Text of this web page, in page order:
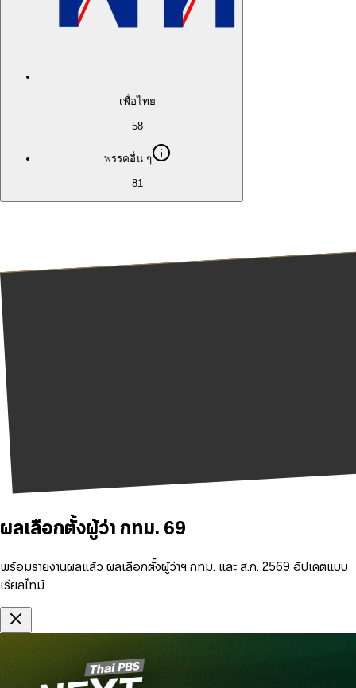
เพื่อไทย
58
พรรคอื่น ๆ
81
ผลเลือกตั้งผู้ว่า กทม. 69
พร้อมรายงานผลแล้ว ผลเลือกตั้งผู้ว่าฯ กทม. และ ส.ก. 2569 อัปเดตแบบ
เรียลไทม์